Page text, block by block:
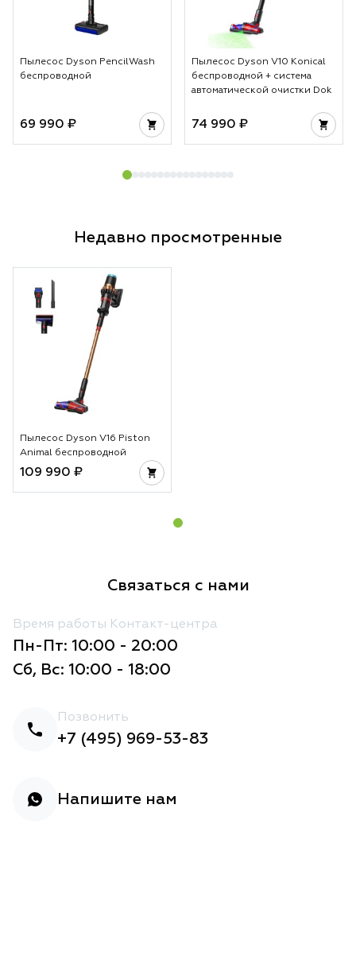
Пылесос Dyson PencilWash
беспроводной
69 990 ₽
Пылесос Dyson V10 Konical
беспроводной + система
автоматической очистки Dok
74 990 ₽
Недавно просмотренные
Пылесос Dyson V16 Piston
Animal беспроводной
109 990 ₽
Связаться с нами
Время работы Контакт-центра
Пн-Пт: 10:00 - 20:00
Сб, Вс: 10:00 - 18:00
Позвонить
+7 (495) 969-53-83
Напишите нам